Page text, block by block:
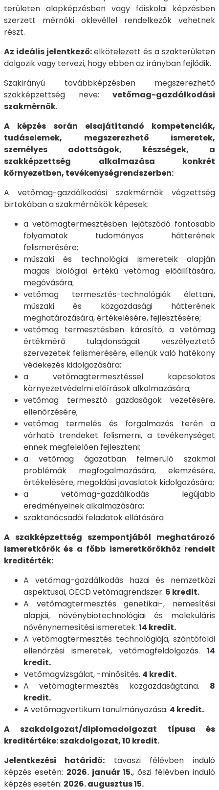
területen alapképzésben vagy főiskolai képzésben
szerzett mérnöki oklevéllel rendelkezők vehetnek
részt.
Az ideális jelentkező:elkötelezett és a szakterületen
dolgozik vagy tervezi, hogy ebben az irányban fejlődik.
Szakirányú továbbképzésben megszerezhető
szakképzettség neve: vetőmag-gazdálkodási
szakmérnök.
A képzés során elsajátítandó kompetenciák,
tudáselemek, megszerezhető ismeretek,
személyes adottságok, készségek, a
szakképzettség alkalmazása konkrét
környezetben, tevékenységrendszerben:
A vetőmag-gazdálkodási szakmérnök végzettség
birtokában a szakmérnökök képesek:
a vetőmagtermesztésben lejátszódó fontosabb
folyamatok tudományos hátterének
felismerésére;
műszaki és technológiai ismereteik alapján
magas biológiai értékű vetőmag előállítására,
megóvására;
vetőmag termesztés-technológiák élettani,
műszaki és közgazdasági hátterének
meghatározására, értékelésére, fejlesztésére;
vetőmag termesztésben károsító, a vetőmag
értékmérő tulajdonságait veszélyeztető
szervezetek felismerésére, ellenük való hatékony
védekezés kidolgozására;
a vetőmagtermesztéssel kapcsolatos
környezetvédelmi előírások alkalmazására;
vetőmag termesztő gazdaságok vezetésére,
ellenőrzésére;
vetőmag termelés és forgalmazás terén a
várható trendeket felismerni, a tevékenységet
ennek megfelelően fejleszteni;
a vetőmag ágazatban felmerülő szakmai
problémák megfogalmazására, elemzésére,
értékelésére, megoldási javaslatok kidolgozására;
a vetőmag-gazdálkodás legújabb
eredményeinek alkalmazására;
szaktanácsadói feladatok ellátására
A szakképzettség szempontjából meghatározó
ismeretkörök és a főbb ismeretkörökhöz rendelt
kreditérték:
A vetőmag-gazdálkodás hazai és nemzetközi
aspektusai, OECD vetőmagrendszer. 6 kredit.
A vetőmagtermesztés genetikai-, nemesítési
alapjai, növénybiotechnológiai és molekuláris
növénynemesítési ismeretek: 14 kredit.
A vetőmagtermesztés technológiája, szántóföldi
ellenőrzési ismeretek, vetőmagfeldolgozás. 14
kredit.
Vetőmagvizsgálat, -minősítés. 4 kredit.
A vetőmagtermesztés közgazdaságtana. 8
kredit.
A vetőmagvertikum tanulmányozása. 4 kredit.
A szakdolgozat/diplomadolgozat típusa és
kreditértéke: szakdolgozat, 10 kredit.
Jelentkezési határidő: tavaszi félévben induló
képzés esetén: 2026. január 15., őszi félévben induló
képzés esetén: 2026. augusztus 15.